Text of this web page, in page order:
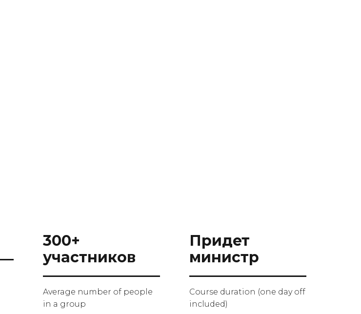
300+
участников
Average number of people
in a group
Придет
министр
Course duration (one day off
included)